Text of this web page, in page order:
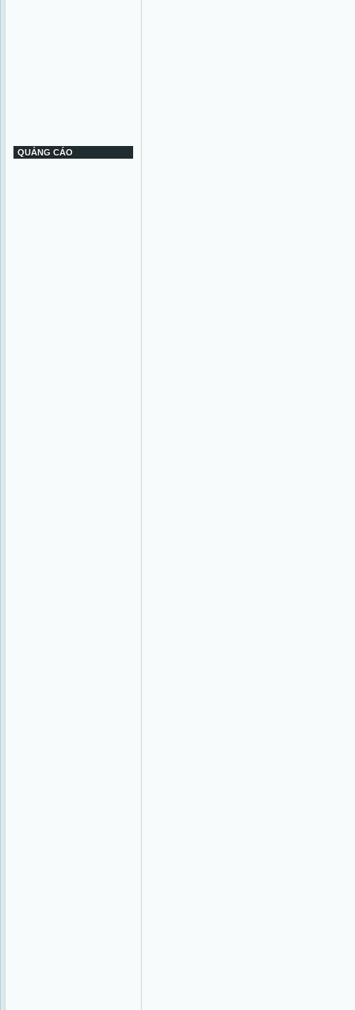
QUẢNG CÁO